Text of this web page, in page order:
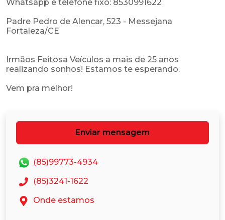
Whatsapp e telefone fixo: 8530991622
Padre Pedro de Alencar, 523 - Messejana
Fortaleza/CE
Irmãos Feitosa Veículos a mais de 25 anos
realizando sonhos! Estamos te esperando.
Enviar mensagem
(85)99773-4934
(85)3241-1622
Onde estamos